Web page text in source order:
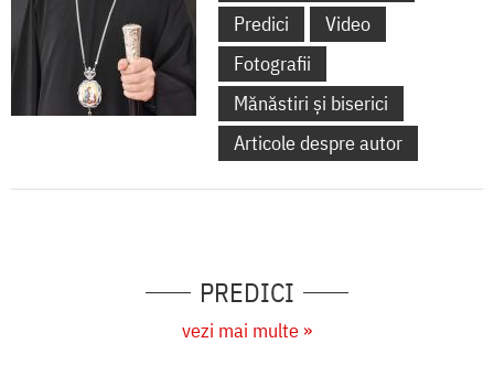
Predici
Video
Fotografii
Mănăstiri și biserici
Articole despre autor
PREDICI
vezi mai multe »